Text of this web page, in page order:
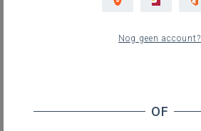
Dit leerplan vervalt in
Nog geen account?